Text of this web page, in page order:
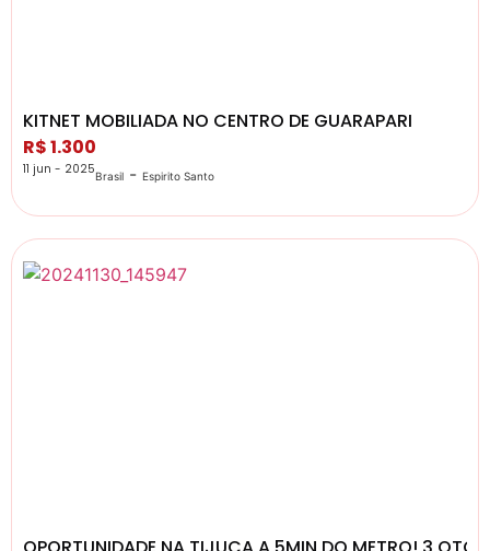
KITNET MOBILIADA NO CENTRO DE GUARAPARI
R$ 1.300
11 jun - 2025Brasil - Espirito Santo